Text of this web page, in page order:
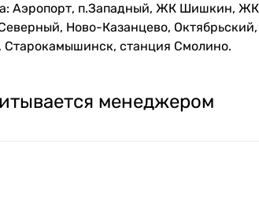
Аэропорт, п.Западный, ЖК Шишкин,
Ново-Казанцево,
станция Смолино.
менеджером